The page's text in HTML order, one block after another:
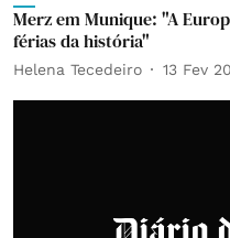
Merz em Munique: "A
férias da história"
Helena Tecedeiro 13 Fev